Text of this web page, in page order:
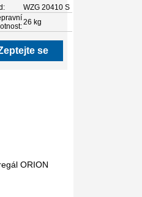
WZG 20410 S
26 kg
se
ORION